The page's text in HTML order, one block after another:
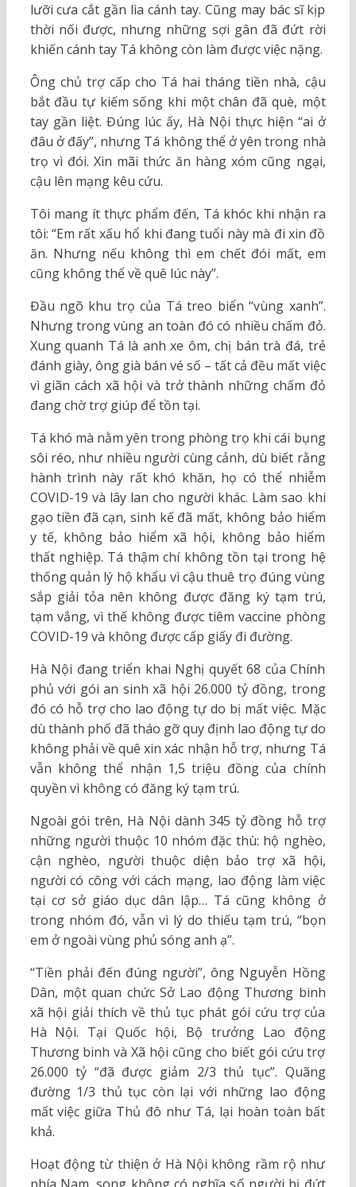
lưỡi cưa cắt gần lìa cánh tay. Cũng may bác sĩ kịp
thời nối được, nhưng những sợi gân đã đứt rời
khiến cánh tay Tá không còn làm được việc nặng.
Ông chủ trợ cấp cho Tá hai tháng tiền nhà, cậu
bắt đầu tự kiếm sống khi một chân đã què, một
tay gần liệt. Đúng lúc ấy, Hà Nội thực hiện “ai ở
đâu ở đấy”, nhưng Tá không thể ở yên trong nhà
trọ vì đói. Xin mãi thức ăn hàng xóm cũng ngại,
cậu lên mạng kêu cứu.
Tôi mang ít thực phẩm đến, Tá khóc khi nhận ra
tôi: “Em rất xấu hổ khi đang tuổi này mà đi xin đồ
ăn. Nhưng nếu không thì em chết đói mất, em
cũng không thể về quê lúc này”.
Đầu ngõ khu trọ của Tá treo biển “vùng xanh”.
Nhưng trong vùng an toàn đó có nhiều chấm đỏ.
Xung quanh Tá là anh xe ôm, chị bán trà đá, trẻ
đánh giày, ông già bán vé số – tất cả đều mất việc
vì giãn cách xã hội và trở thành những chấm đỏ
đang chờ trợ giúp để tồn tại.
Tá khó mà nằm yên trong phòng trọ khi cái bụng
sôi réo, như nhiều người cùng cảnh, dù biết rằng
hành trình này rất khó khăn, họ có thể nhiễm
COVID-19 và lây lan cho người khác. Làm sao khi
gạo tiền đã cạn, sinh kế đã mất, không bảo hiểm
y tế, không bảo hiểm xã hội, không bảo hiểm
thất nghiệp. Tá thậm chí không tồn tại trong hệ
thống quản lý hộ khẩu vì cậu thuê trọ đúng vùng
sắp giải tỏa nên không được đăng ký tạm trú,
tạm vắng, vì thế không được tiêm vaccine phòng
COVID-19 và không được cấp giấy đi đường.
Hà Nội đang triển khai Nghị quyết 68 của Chính
phủ với gói an sinh xã hội 26.000 tỷ đồng, trong
đó có hỗ trợ cho lao động tự do bị mất việc. Mặc
dù thành phố đã tháo gỡ quy định lao động tự do
không phải về quê xin xác nhận hỗ trợ, nhưng Tá
vẫn không thể nhận 1,5 triệu đồng của chính
quyền vì không có đăng ký tạm trú.
Ngoài gói trên, Hà Nội dành 345 tỷ đồng hỗ trợ
những người thuộc 10 nhóm đặc thù: hộ nghèo,
cận nghèo, người thuộc diện bảo trợ xã hội,
người có công với cách mạng, lao động làm việc
tại cơ sở giáo dục dân lập… Tá cũng không ở
trong nhóm đó, vẫn vì lý do thiếu tạm trú, “bọn
em ở ngoài vùng phủ sóng anh ạ”.
“Tiền phải đến đúng người”, ông Nguyễn Hồng
Dân, một quan chức Sở Lao động Thương binh
xã hội giải thích về thủ tục phát gói cứu trợ của
Hà Nội. Tại Quốc hội, Bộ trưởng Lao động
Thương binh và Xã hội cũng cho biết gói cứu trợ
26.000 tỷ “đã được giảm 2/3 thủ tục”. Quãng
đường 1/3 thủ tục còn lại với những lao động
mất việc giữa Thủ đô như Tá, lại hoàn toàn bất
khả.
Hoạt động từ thiện ở Hà Nội không rầm rộ như